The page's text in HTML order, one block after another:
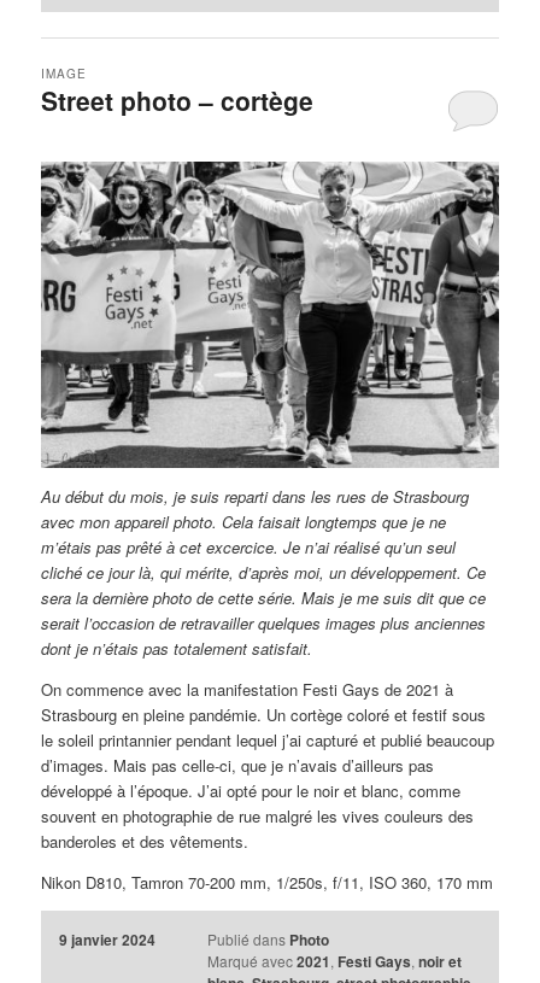
Street photo – cortège
IMAGE
Au début du mois, je suis reparti dans les rues de Strasbourg
avec mon appareil photo. Cela faisait longtemps que je ne
m’étais pas prêté à cet excercice. Je n’ai réalisé qu’un seul
cliché ce jour là, qui mérite, d’après moi, un développement. Ce
sera la dernière photo de cette série. Mais je me suis dit que ce
serait l’occasion de retravailler quelques images plus anciennes
dont je n’étais pas totalement satisfait.
On commence avec la manifestation Festi Gays de 2021 à
Strasbourg en pleine pandémie. Un cortège coloré et festif sous
le soleil printannier pendant lequel j’ai capturé et publié beaucoup
d’images. Mais pas celle-ci, que je n’avais d’ailleurs pas
développé à l’époque. J’ai opté pour le noir et blanc, comme
souvent en photographie de rue malgré les vives couleurs des
banderoles et des vêtements.
Nikon D810, Tamron 70-200 mm, 1/250s, f/11, ISO 360, 170 mm
9 janvier 2024 Publié dans Photo
Marqué avec 2021, Festi Gays, noir et